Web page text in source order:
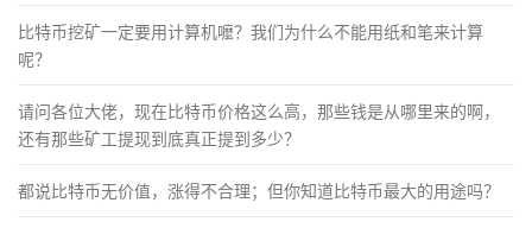
比特币挖矿一定要用计算机嚒？我们为什么不能用纸和笔来计算
呢？
请问各位大佬，现在比特币价格这么高，那些钱是从哪里来的啊，
还有那些矿工提现到底真正提到多少？
都说比特币无价值，涨得不合理；但你知道比特币最大的用途吗？